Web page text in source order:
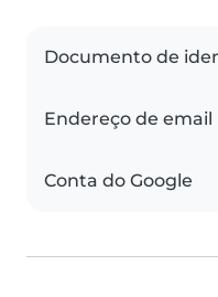
Documento de
Endereço de email
Conta do Google